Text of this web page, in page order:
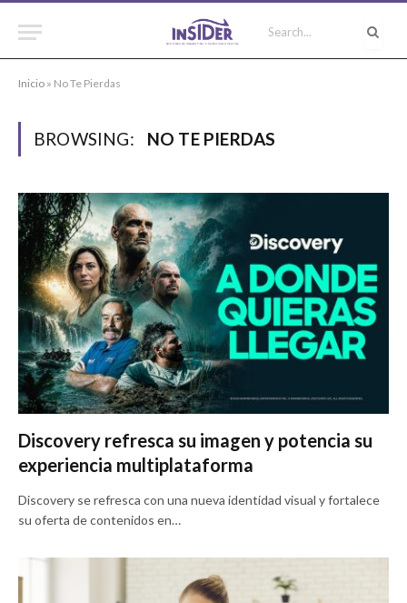
Inicio » No Te Pierdas
BROWSING: NO TE PIERDAS
Discovery refresca su imagen y potencia su
experiencia multiplataforma
Discovery se refresca con una nueva identidad visual y fortalece
su oferta de contenidos en…